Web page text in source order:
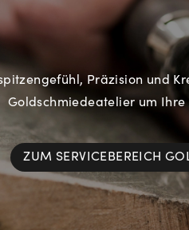
Präzision und
Goldschmiedeatelier um Ihre
ZUM SERVICEBEREICH